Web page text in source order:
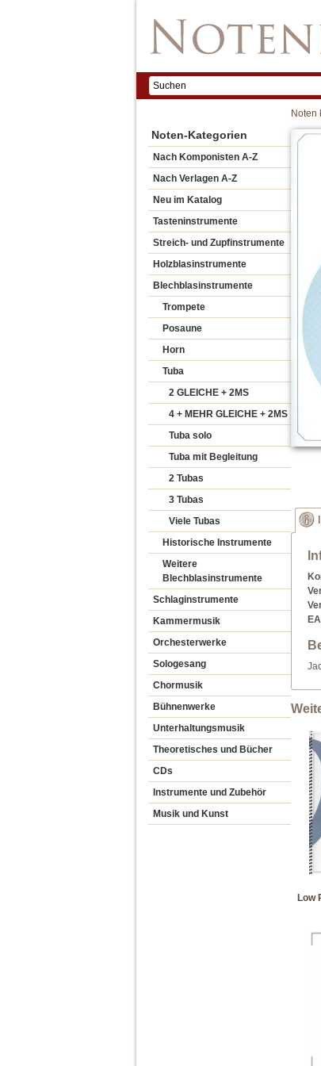
Noten-Kategorien
Nach Komponisten A-Z
Nach Verlagen A-Z
Neu im Katalog
Tasteninstrumente
Streich- und Zupfinstrumente
Holzblasinstrumente
Blechblasinstrumente
Trompete
Posaune
Horn
Tuba
2 GLEICHE + 2MS
4 + MEHR GLEICHE + 2MS
Tuba solo
Tuba mit Begleitung
2 Tubas
3 Tubas
Viele Tubas
Historische Instrumente
Weitere
Blechblasinstrumente
Schlaginstrumente
Kammermusik
Orchesterwerke
Sologesang
Chormusik
Bühnenwerke
Unterhaltungsmusik
Theoretisches und Bücher
CDs
Instrumente und Zubehör
Musik und Kunst
Noten
Low